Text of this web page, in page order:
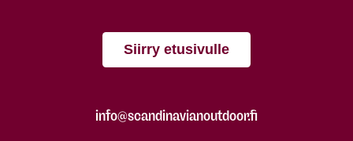
Siirry etusivulle
info@scandinavianoutdoor.fi